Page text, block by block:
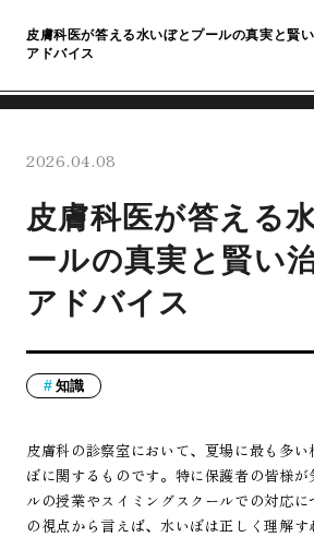
皮膚科医が答える水いぼとプールの真実と賢
アドバイス
2026.04.08
皮膚科医が答える
ールの真実と賢い
アドバイス
知識
皮膚科の診察室において、夏場に最も多
ぼに関するものです。特に保護者の皆様
ルの授業やスイミングスクールでの対応
の視点から言えば、水いぼは正しく理解